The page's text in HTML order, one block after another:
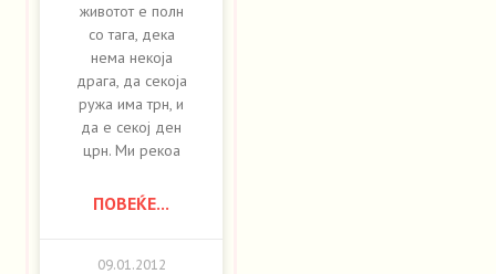
животот е полн
со тага, дека
нема некоја
драга, да секоја
ружа има трн, и
да е секој ден
црн. Ми рекоа
ПОВЕЌЕ...
09.01.2012